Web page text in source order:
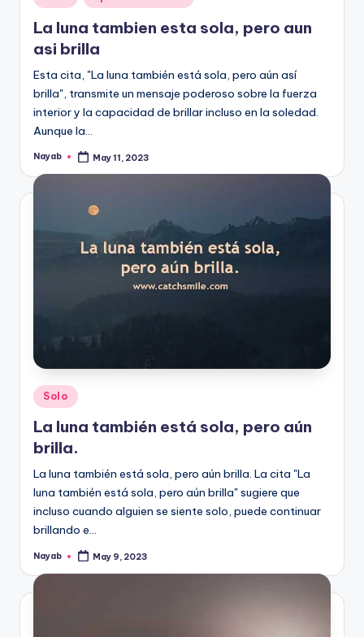
La luna tambien esta sola, pero aun
asi brilla
Esta cita, "La luna también está sola, pero aún así
brilla", transmite un mensaje poderoso sobre la fuerza
interior y la capacidad de brillar incluso en la soledad.
Aunque la…
Posted
Nayab May 11, 2023
Posted
in
Solo
La luna también está sola, pero aún
brilla.
La luna también está sola, pero aún brilla. La cita "La
luna también está sola, pero aún brilla" sugiere que
incluso cuando alguien se siente solo, puede continuar
brillando e…
Posted
Nayab May 9, 2023